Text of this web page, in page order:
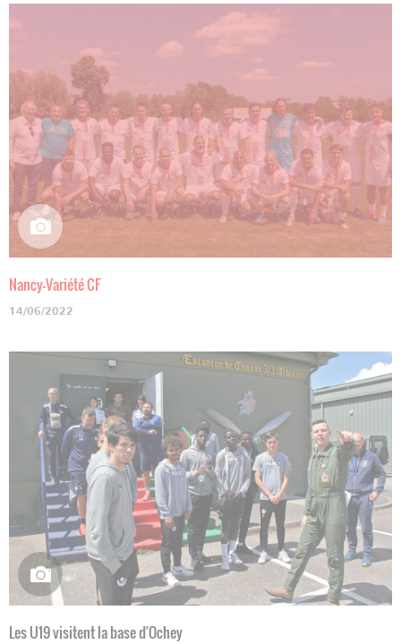
Nancy-Variété CF
14/06/2022
Les U19 visitent la base d'Ochey